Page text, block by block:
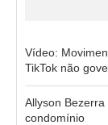
Vídeo:
TikTok não
Allyson
condomínio